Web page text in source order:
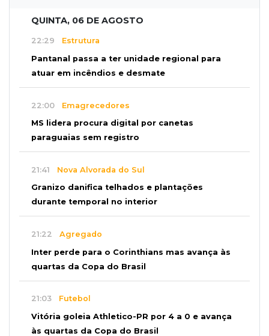
QUINTA, 06 DE AGOSTO
22:29 Estrutura
Pantanal passa a ter unidade regional para
atuar em incêndios e desmate
22:00 Emagrecedores
MS lidera procura digital por canetas
paraguaias sem registro
21:41 Nova Alvorada do Sul
Granizo danifica telhados e plantações
durante temporal no interior
21:22 Agregado
Inter perde para o Corinthians mas avança às
quartas da Copa do Brasil
21:03 Futebol
Vitória goleia Athletico-PR por 4 a 0 e avança
às quartas da Copa do Brasil